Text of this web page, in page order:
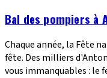
Bal des pompiers à
Chaque année, la Fête
fête. Des milliers
vous immanquables : le